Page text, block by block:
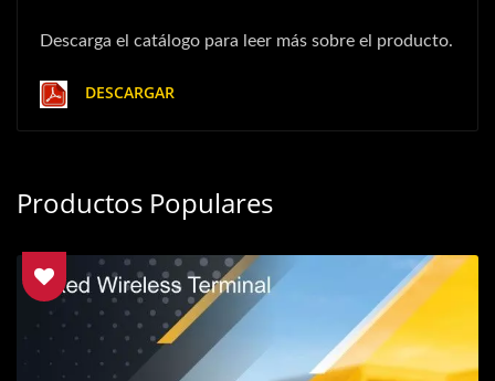
Descarga el catálogo para leer más sobre el producto.
DESCARGAR
Productos Populares